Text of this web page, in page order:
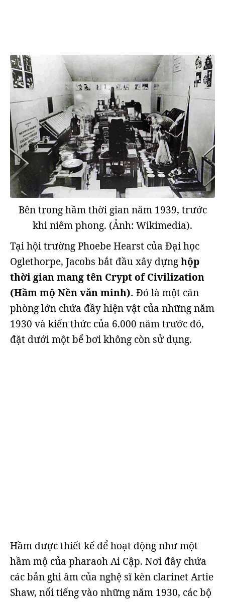
Bên trong hầm thời gian năm 1939, trước
khi niêm phong. (Ảnh: Wikimedia).
Tại hội trường Phoebe Hearst của Đại học
Oglethorpe, Jacobs bắt đầu xây dựnghộp
thời gian mang tên Crypt of Civilization
(Hầm mộ Nền văn minh). Đó là một căn
phòng lớn chứa đầy hiện vật của những năm
1930 và kiến thức của 6.000 năm trước đó,
đặt dưới một bể bơi không còn sử dụng.
Hầm được thiết kế để hoạt động như một
hầm mộ của pharaoh Ai Cập. Nơi đây chứa
các bản ghi âm của nghệ sĩ kèn clarinet Artie
Shaw, nổi tiếng vào những năm 1930, các bộ